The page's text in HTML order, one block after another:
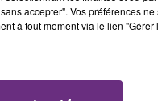
du centre-ville
accepter". Vos préférences
à tout moment via le lien